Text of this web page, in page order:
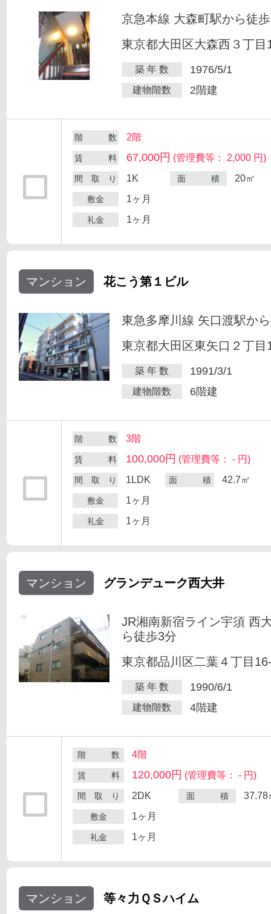
京急本線 大森町駅から徒
東京都大田区大森西３丁目
築 年 数 1976/5/1
建物階数 2階建
階 数 2階
賃 料 67,000円 (管理費等： 2,000 円)
間 取 り 1K 面 積 20㎡
敷金 1ヶ月
礼金 1ヶ月
マンション 花こう第１ビル
東急多摩川線 矢口渡駅か
東京都大田区東矢口２丁目
築 年 数 1991/3/1
建物階数 6階建
階 数 3階
賃 料 100,000円 (管理費等： - 円)
間 取 り 1LDK 面 積 42.7㎡
敷金 1ヶ月
礼金 1ヶ月
マンション グランデューク西大井
JR湘南新宿ライン宇須 西
ら徒歩3分
東京都品川区二葉４丁目
築 年 数 1990/6/1
建物階数 4階建
階 数 4階
賃 料 120,000円 (管理費等： - 円)
間 取 り 2DK 面 積 37.78
敷金 1ヶ月
礼金 1ヶ月
マンション 等々力ＱＳハイム